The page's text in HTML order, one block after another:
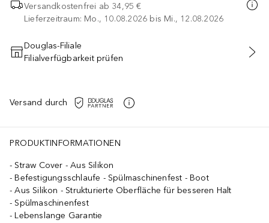
Versandkostenfrei ab 34,95 €
Lieferzeitraum: Mo., 10.08.2026 bis Mi., 12.08.2026
IN DEN WARENKORB
Douglas-Filiale
Filialverfügbarkeit prüfen
Versand durch
PRODUKTINFORMATIONEN
Straw Cover - Aus Silikon
Befestigungsschlaufe - Spülmaschinenfest - Boot
Aus Silikon - Strukturierte Oberfläche für besseren Halt
Spülmaschinenfest
Lebenslange Garantie